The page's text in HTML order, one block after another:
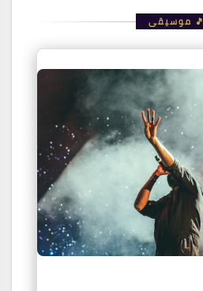
🎵 موسيقى